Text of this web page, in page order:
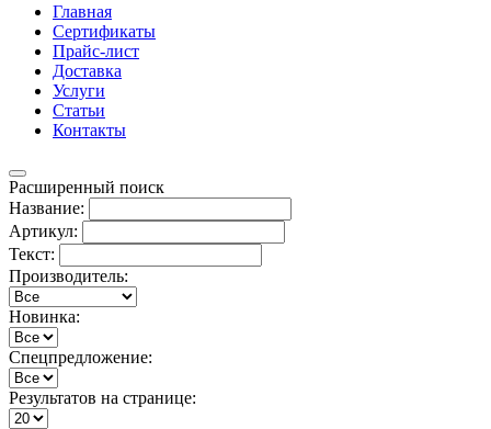
Главная
Сертификаты
Прайс-лист
Доставка
Услуги
Статьи
Контакты
Расширенный поиск
Название:
Артикул:
Текст:
Производитель:
Новинка:
Спецпредложение:
Результатов на странице: